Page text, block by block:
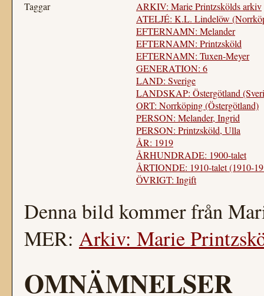
Taggar
ARKIV: Marie Printzskölds arkiv
ATELJÉ: K.L. Lindelöw
EFTERNAMN: Melander
EFTERNAMN: Printzsköld
EFTERNAMN: Tuxen-Meyer
GENERATION: 6
LAND: Sverige
LANDSKAP: Östergötland
ORT: Norrköping (Östergötland)
PERSON: Melander, Ingrid
PERSON: Printzsköld, Ulla
ÅR: 1919
ÅRHUNDRADE: 1900-talet
ÅRTIONDE: 1910-talet (1910-
ÖVRIGT: Ingift
Denna bild kommer från
MER: Arkiv: Marie
OMNÄMNELSER